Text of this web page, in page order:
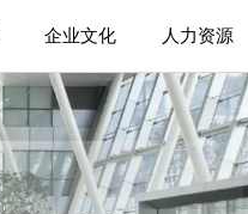
企业文化 人力资源